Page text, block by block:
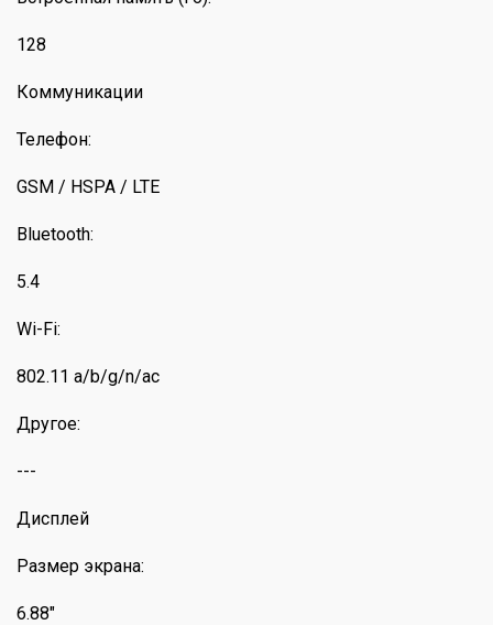
128
Коммуникации
Телефон:
GSM / HSPA / LTE
Bluetooth:
5.4
Wi-Fi:
802.11 a/b/g/n/ac
Другое:
---
Дисплей
Размер экрана:
6.88"